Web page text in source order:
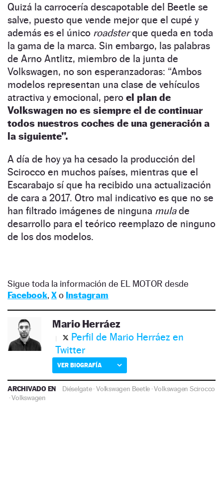
Quizá la carrocería descapotable del Beetle se
salve, puesto que vende mejor que el cupé y
además es el único roadsterque queda en toda
la gama de la marca. Sin embargo, las palabras
de Arno Antlitz, miembro de la junta de
Volkswagen, no son esperanzadoras: “Ambos
modelos representan una clase de vehículos
atractiva y emocional, pero el plan de
Volkswagen no es siempre el de continuar
todos nuestros coches de una generación a
la siguiente”.
A día de hoy ya ha cesado la producción del
Scirocco en muchos países, mientras que el
Escarabajo sí que ha recibido una actualización
de cara a 2017. Otro mal indicativo es que no se
han filtrado imágenes de ninguna mulade
desarrollo para el teórico reemplazo de ninguno
de los dos modelos.
Sigue toda la información de EL MOTOR desde
Facebook, Xo Instagram
Mario Herráez
Perfil de Mario Herráez en
Twitter
VER BIOGRAFÍA
ARCHIVADO EN Diéselgate·Volkswagen Beetle ·Volkswagen Scirocco
·Volkswagen